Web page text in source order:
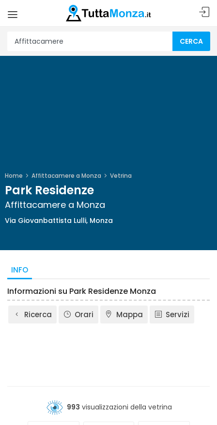
CERCA
Home Affittacamere a Monza Vetrina
Park Residenze
Affittacamere a Monza
Via Giovanbattista Lulli, Monza
INFO
Informazioni su Park Residenze Monza
Ricerca Orari Mappa Servizi
993 visualizzazioni della vetrina